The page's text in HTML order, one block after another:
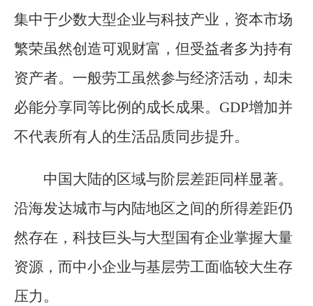
集中于少数大型企业与科技产业，资本市场
繁荣虽然创造可观财富，但受益者多为持有
资产者。一般劳工虽然参与经济活动，却未
必能分享同等比例的成长成果。GDP增加并
不代表所有人的生活品质同步提升。
中国大陆的区域与阶层差距同样显著。
沿海发达城市与内陆地区之间的所得差距仍
然存在，科技巨头与大型国有企业掌握大量
资源，而中小企业与基层劳工面临较大生存
压力。